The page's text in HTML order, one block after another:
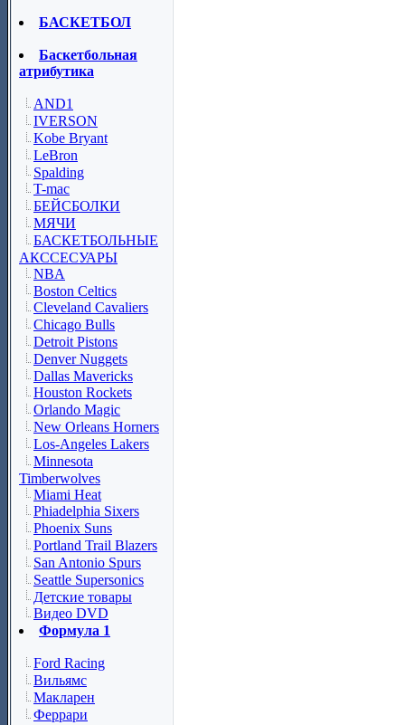
БАСКЕТБОЛ
Баскетбольная
атрибутика
AND1
IVERSON
Kobe Bryant
LeBron
Spalding
T-mac
БЕЙСБОЛКИ
МЯЧИ
БАСКЕТБОЛЬНЫЕ
АКССЕСУАРЫ
NBA
Boston Celtics
Cleveland Cavaliers
Chicago Bulls
Detroit Pistons
Denver Nuggets
Dallas Mavericks
Houston Rockets
Orlando Magic
New Orleans Horners
Los-Angeles Lakers
Minnesota
Timberwolves
Miami Heat
Phiadelphia Sixers
Phoenix Suns
Portland Trail Blazers
San Antonio Spurs
Seattle Supersonics
Детские товары
Видео DVD
Формула 1
Ford Racing
Вильямс
Макларен
Феррари